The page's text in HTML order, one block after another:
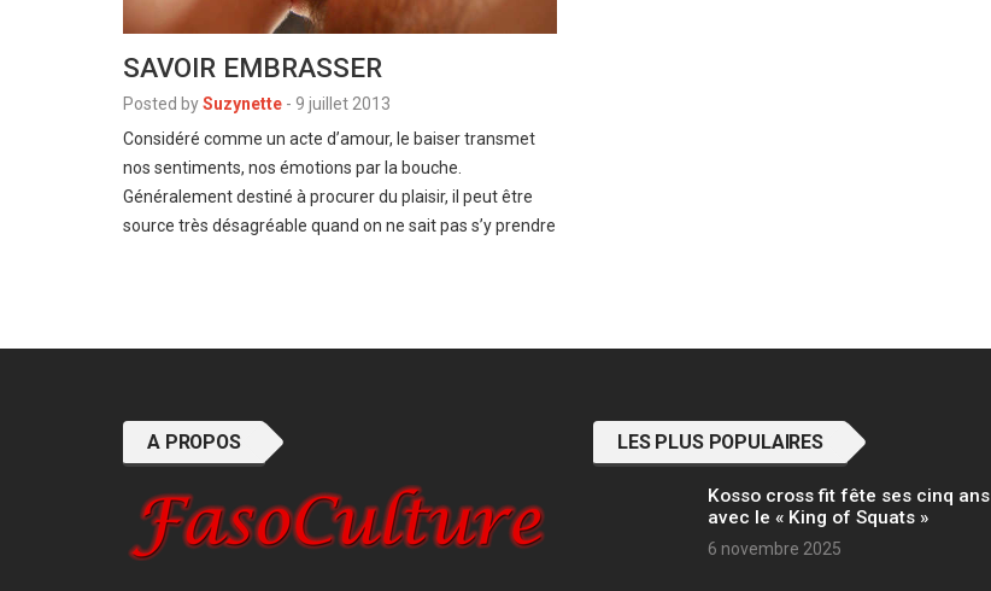
SAVOIR EMBRASSER
Posted bySuzynette - 9 juillet 2013
Considéré comme un acte d’amour, le baiser transmet
nos sentiments, nos émotions par la bouche.
Généralement destiné à procurer du plaisir, il peut être
source très désagréable quand on ne sait pas s’y prendre
A PROPOS LES PLUS POPULAIRES
Kosso cross fit fête ses cinq ans
avec le « King of Squats »
6 novembre 2025